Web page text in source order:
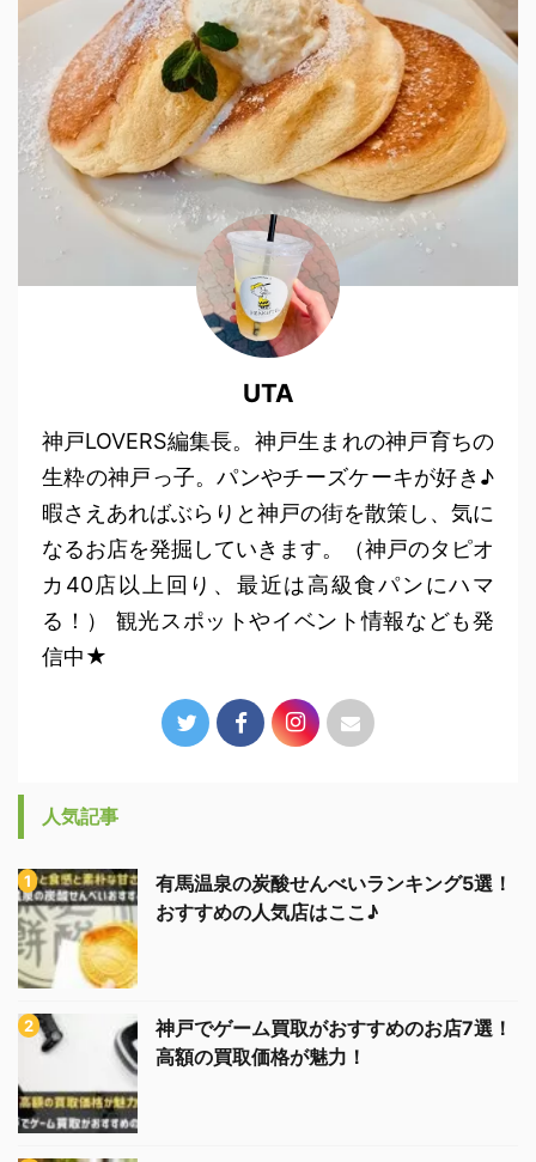
UTA
神戸LOVERS編集長。神戸生まれの神戸育ちの
生粋の神戸っ子。パンやチーズケーキが好き♪
暇さえあればぶらりと神戸の街を散策し、気に
なるお店を発掘していきます。（神戸のタピオ
カ40店以上回り、最近は高級食パンにハマ
る！） 観光スポットやイベント情報なども発
信中★
人気記事
有馬温泉の炭酸せんべいランキング5選！
おすすめの人気店はここ♪
神戸でゲーム買取がおすすめのお店7選！
高額の買取価格が魅力！